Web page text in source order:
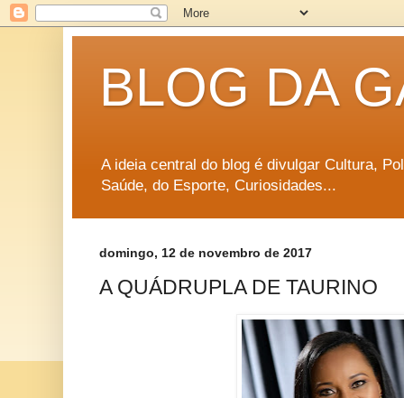
BLOG DA
A ideia central do blog é divulgar Cultura,
Saúde, do Esporte, Curiosidades...
domingo, 12 de novembro de 2017
A QUÁDRUPLA DE TAURINO